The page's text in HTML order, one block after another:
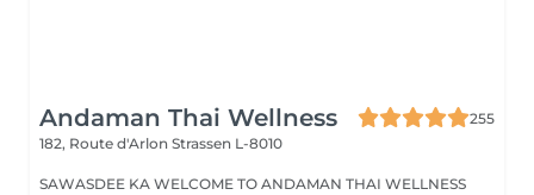
Andaman Thai Wellness
255
182, Route d'Arlon Strassen L-8010
SAWASDEE KA WELCOME TO ANDAMAN THAI WELLNESS